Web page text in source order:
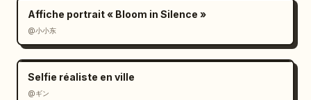
Affiche portrait « Bloom in Silence »
@小小东
Selfie réaliste en ville
@ギン